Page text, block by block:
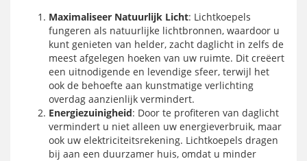
Maximaliseer Natuurlijk Licht: Lichtkoepels
fungeren als natuurlijke lichtbronnen, waardoor u
kunt genieten van helder, zacht daglicht in zelfs de
meest afgelegen hoeken van uw ruimte. Dit creëert
een uitnodigende en levendige sfeer, terwijl het
ook de behoefte aan kunstmatige verlichting
overdag aanzienlijk vermindert.
Energiezuinigheid: Door te profiteren van daglicht
vermindert u niet alleen uw energieverbruik, maar
ook uw elektriciteitsrekening. Lichtkoepels dragen
bij aan een duurzamer huis, omdat u minder